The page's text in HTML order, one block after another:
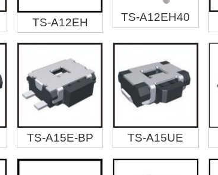
TS-A12EH TS-A12EH40
TS-A15E-BP TS-A15UE